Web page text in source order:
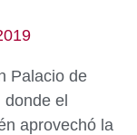
Palacio de
donde el
aprovechó la